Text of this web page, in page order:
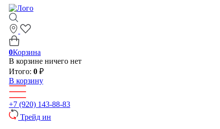
0Корзина
В корзине ничего нет
Итого: 0 ₽
В корзину
+7 (920) 143-88-83
Трейд ин